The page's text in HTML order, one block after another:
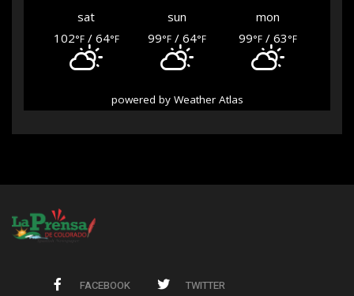
sat sun
mon
102°F/ 64°F 99°F/ 64°F 99°F/ 63°F
powered by Weather Atlas
FACEBOOK TWITTER